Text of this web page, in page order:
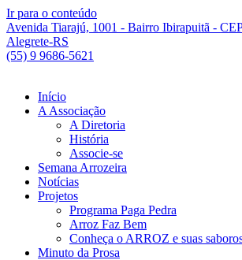
Ir para o conteúdo
Avenida Tiarajú, 1001 - Bairro Ibirapuitã -
Alegrete-RS
(55) 9 9686-5621
Início
A Associação
A Diretoria
História
Associe-se
Semana Arrozeira
Notícias
Projetos
Programa Paga Pedra
Arroz Faz Bem
Conheça o ARROZ e suas
Minuto da Prosa